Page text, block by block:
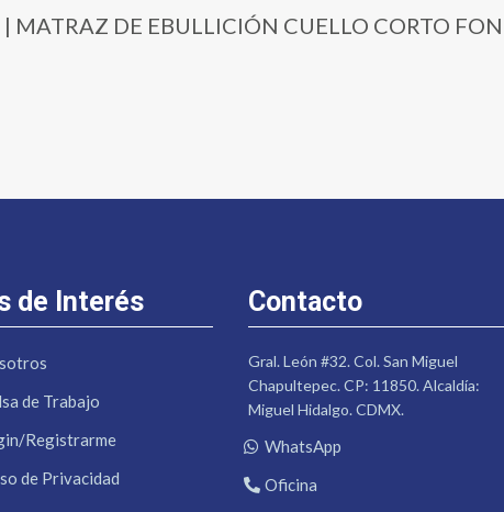
DE EBULLICIÓN CUELLO CORTO
de Interés
de Trabajo
Registrarme
de Privacidad
Contacto
Gral. León #32. Col. San Miguel
Chapultepec. CP: 11850. Alcaldía:
Miguel Hidalgo. CDMX.
WhatsApp
Oficina